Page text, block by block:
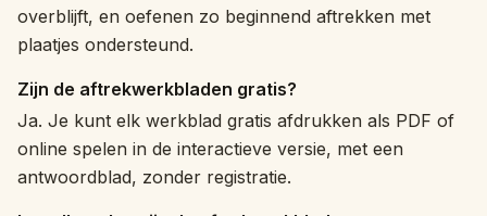
overblijft, en oefenen zo beginnend aftrekken met
plaatjes ondersteund.
Zijn de aftrekwerkbladen gratis?
Ja. Je kunt elk werkblad gratis afdrukken als PDF of
online spelen in de interactieve versie, met een
antwoordblad, zonder registratie.